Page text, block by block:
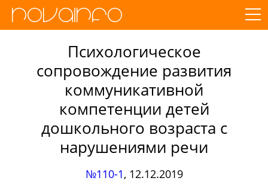
Психологическое
сопровождение развития
коммуникативной
компетенции детей
дошкольного возраста с
нарушениями речи
№110-1, 12.12.2019